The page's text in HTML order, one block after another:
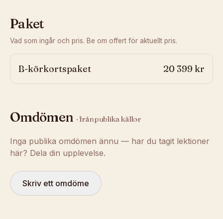
Paket
Vad som ingår och pris. Be om offert för aktuellt pris.
B-körkortspaket 20 399 kr
Omdömen · från publika källor
Inga publika omdömen ännu — har du tagit lektioner
här? Dela din upplevelse.
Skriv ett omdöme